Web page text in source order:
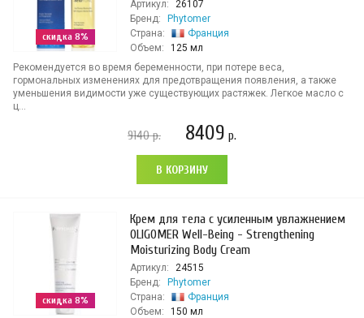
скидка 8%
Артикул:
26107
Бренд:
Phytomer
Страна:
Франция
Объем:
125 мл
Рекомендуется во время беременности, при потере веса,
гормональных изменениях для предотвращения появления, а также
уменьшения видимости уже существующих растяжек. Легкое масло с
ц...
9140р. 8409 р.
В КОРЗИНУ
скидка 8%
Крем для тела с усиленным увлажнением
OLIGOMER Well-Being - Strengthening
Moisturizing Body Cream
Артикул:
24515
Бренд:
Phytomer
Страна:
Франция
Объем:
150 мл